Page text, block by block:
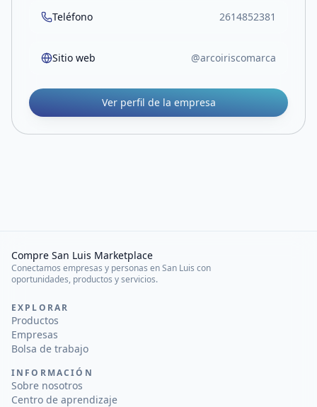
Teléfono 2614852381
Sitio web @arcoiriscomarca
Ver perfil de la empresa
Compre San Luis Marketplace
Conectamos empresas y personas en San Luis con
oportunidades, productos y servicios.
EXPLORAR
Productos
Empresas
Bolsa de trabajo
INFORMACIÓN
Sobre nosotros
Centro de aprendizaje